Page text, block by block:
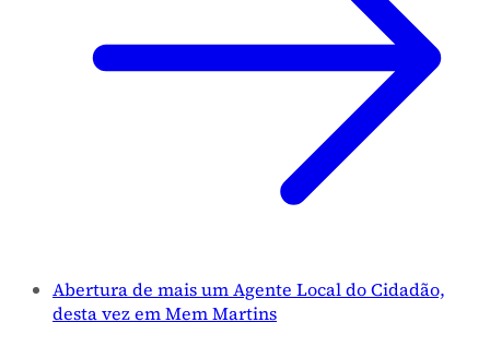
Abertura de mais um Agente Local do Cidadão,
desta vez em Mem Martins